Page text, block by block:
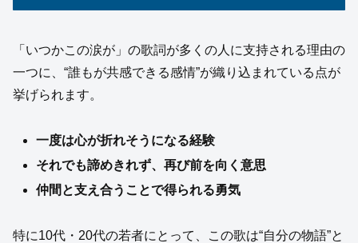
「いつかこの涙が」の歌詞が多くの人に支持される理由の
一つに、“誰もが共感できる感情”が織り込まれている点が
挙げられます。
一度は心が折れそうになる経験
それでも諦めきれず、再び前を向く意思
仲間と支え合うことで得られる勇気
特に10代・20代の若者にとって、この歌は“自分の物語”と